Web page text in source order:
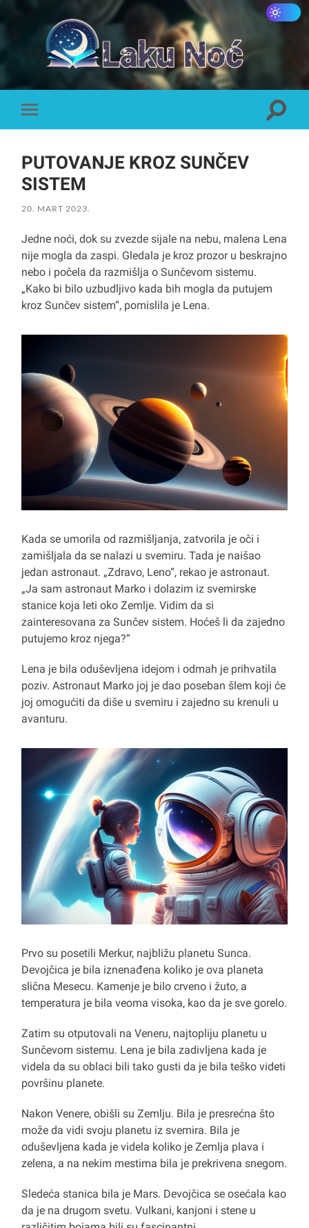
Laku
Noć
Toggle
mobile
Toggle
PUTOVANJE KROZ SUNČEV
SISTEM
20. MART 2023.
Jedne noći, dok su zvezde sijale na nebu, malena Lena
nije mogla da zaspi. Gledala je kroz prozor u beskrajno
nebo i počela da razmišlja o Sunčevom sistemu.
„Kako bi bilo uzbudljivo kada bih mogla da putujem
kroz Sunčev sistem“, pomislila je Lena.
Kada se umorila od razmišljanja, zatvorila je oči i
zamišljala da se nalazi u svemiru. Tada je naišao
jedan astronaut. „Zdravo, Leno“, rekao je astronaut.
„Ja sam astronaut Marko i dolazim iz svemirske
stanice koja leti oko Zemlje. Vidim da si
zainteresovana za Sunčev sistem. Hoćeš li da zajedno
putujemo kroz njega?“
Lena je bila oduševljena idejom i odmah je prihvatila
poziv. Astronaut Marko joj je dao poseban šlem koji će
joj omogućiti da diše u svemiru i zajedno su krenuli u
avanturu.
Prvo su posetili Merkur, najbližu planetu Sunca.
Devojčica je bila iznenađena koliko je ova planeta
slična Mesecu. Kamenje je bilo crveno i žuto, a
temperatura je bila veoma visoka, kao da je sve gorelo.
Zatim su otputovali na Veneru, najtopliju planetu u
Sunčevom sistemu. Lena je bila zadivljena kada je
videla da su oblaci bili tako gusti da je bila teško videti
površinu planete.
Nakon Venere, obišli su Zemlju. Bila je presrećna što
može da vidi svoju planetu iz svemira. Bila je
oduševljena kada je videla koliko je Zemlja plava i
zelena, a na nekim mestima bila je prekrivena snegom.
Sledeća stanica bila je Mars. Devojčica se osećala kao
da je na drugom svetu. Vulkani, kanjoni i stene u